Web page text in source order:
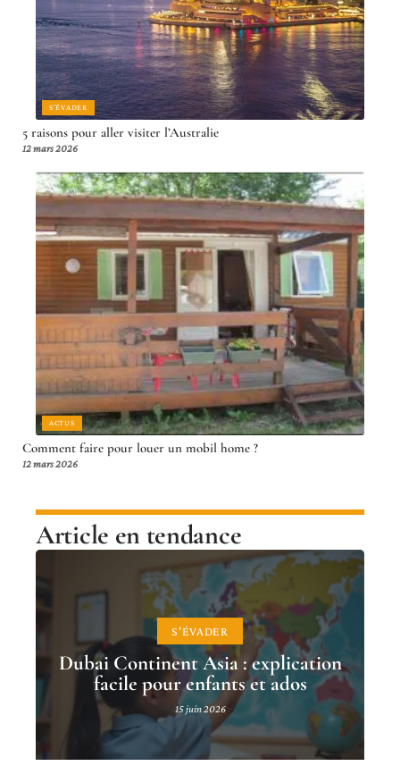
S'ÉVADER
5 raisons pour aller visiter l’Australie
12 mars 2026
ACTUS
Comment faire pour louer un mobil home ?
12 mars 2026
Article en tendance
S'ÉVADER
Dubai Continent Asia : explication
facile pour enfants et ados
15 juin 2026